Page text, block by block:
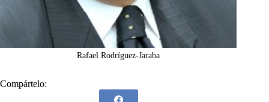
Rafael Rodríguez-Jaraba
Compártelo: